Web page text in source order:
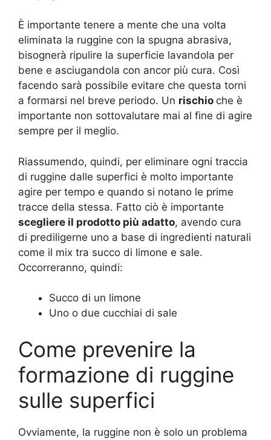
È importante tenere a mente che una volta
eliminata la ruggine con la spugna abrasiva,
bisognerà ripulire la superficie lavandola per
bene e asciugandola con ancor più cura. Così
facendo sarà possibile evitare che questa torni
a formarsi nel breve periodo. Un rischio che è
importante non sottovalutare mai al fine di agire
sempre per il meglio.
Riassumendo, quindi, per eliminare ogni traccia
di ruggine dalle superfici è molto importante
agire per tempo e quando si notano le prime
tracce della stessa. Fatto ciò è importante
scegliere il prodotto più adatto, avendo cura
di prediligerne uno a base di ingredienti naturali
come il mix tra succo di limone e sale.
Occorreranno, quindi:
Succo di un limone
Uno o due cucchiai di sale
Come prevenire la
formazione di ruggine
sulle superfici
Ovviamente, la ruggine non è solo un problema